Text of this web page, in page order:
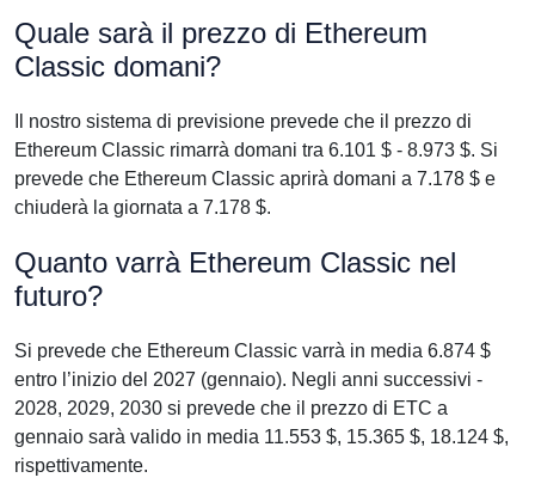
Quale sarà il prezzo di Ethereum
Classic domani?
Il nostro sistema di previsione prevede che il prezzo di
Ethereum Classic rimarrà domani tra 6.101 $ - 8.973 $. Si
prevede che Ethereum Classic aprirà domani a 7.178 $ e
chiuderà la giornata a 7.178 $.
Quanto varrà Ethereum Classic nel
futuro?
Si prevede che Ethereum Classic varrà in media 6.874 $
entro l’inizio del 2027 (gennaio). Negli anni successivi -
2028, 2029, 2030 si prevede che il prezzo di ETC a
gennaio sarà valido in media 11.553 $, 15.365 $, 18.124 $,
rispettivamente.